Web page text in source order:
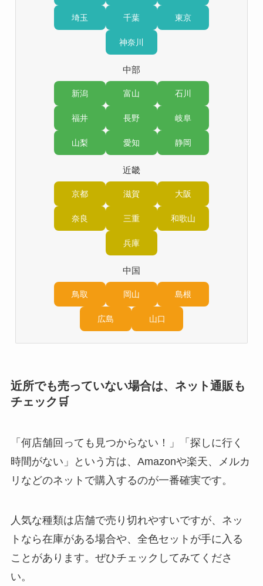
埼玉 千葉 東京
神奈川
中部
新潟 富山 石川
福井 長野 岐阜
山梨 愛知 静岡
近畿
京都 滋賀 大阪
奈良 三重 和歌山
兵庫
中国
鳥取 岡山 島根
広島 山口
近所でも売っていない場合は、ネット通販も
チェック🛒
「何店舗回っても見つからない！」「探しに行く
時間がない」という方は、Amazonや楽天、メルカ
リなどのネットで購入するのが一番確実です。
人気な種類は店舗で売り切れやすいですが、ネッ
トなら在庫がある場合や、全色セットが手に入る
ことがあります。ぜひチェックしてみてくださ
い。